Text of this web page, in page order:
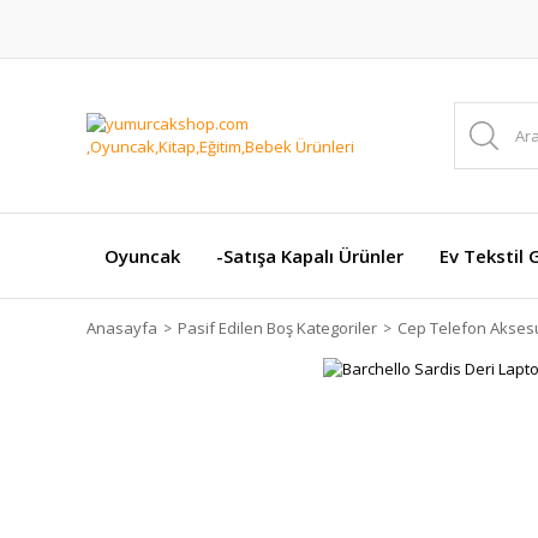
Oyuncak -Satışa Kapalı Ürünler Ev Tekstil
Anasayfa Pasif Edilen Boş Kategoriler Cep Telefon